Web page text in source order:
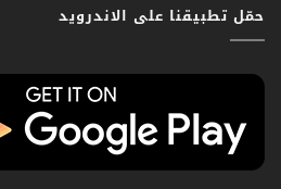
حمّل تطبيقنا على الاندرويد